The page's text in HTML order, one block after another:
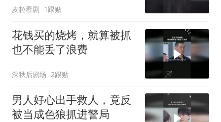
麦粒看剧 1跟贴
花钱买的烧烤，就算被抓
也不能丢了浪费
深秋后剧场 2跟贴
男人好心出手救人，竟反
被当成色狼抓进警局